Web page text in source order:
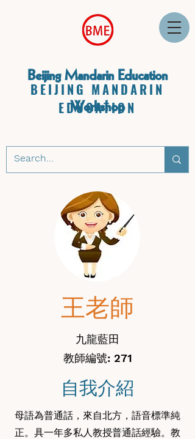
Beijing Mandarin Education
Workshop
BEIJING MANDARIN
EDUCATION
王老師
九龍藍田
教師編號: 271
自我介紹
母語為普通話，來自北方，語音標準純
正。具一年多私人教授普通話經驗。教